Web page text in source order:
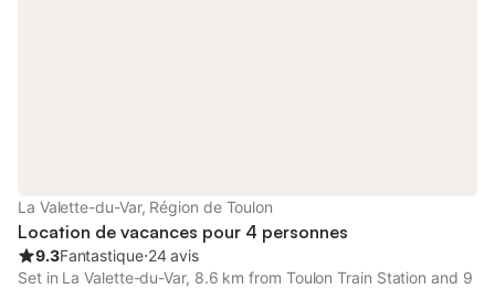
La Valette-du-Var, Région de Toulon
Location de vacances pour 4 personnes
9.3Fantastique⋅24 avis
Set in La Valette-du-Var, 8.6 km from Toulon Train Station and 9